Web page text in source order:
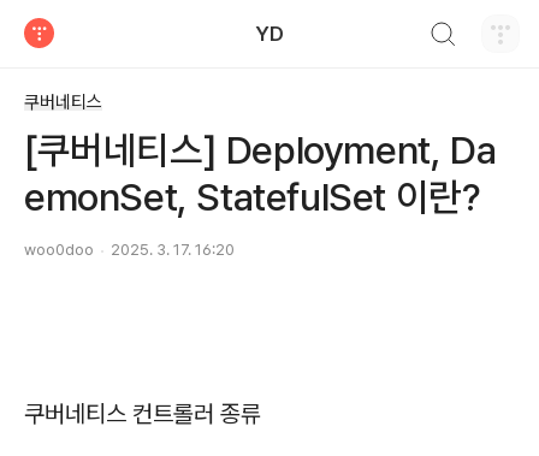
YD
쿠버네티스
[쿠버네티스] Deployment, Da
emonSet, StatefulSet 이란?
woo0doo 2025. 3. 17. 16:20
쿠버네티스 컨트롤러 종류